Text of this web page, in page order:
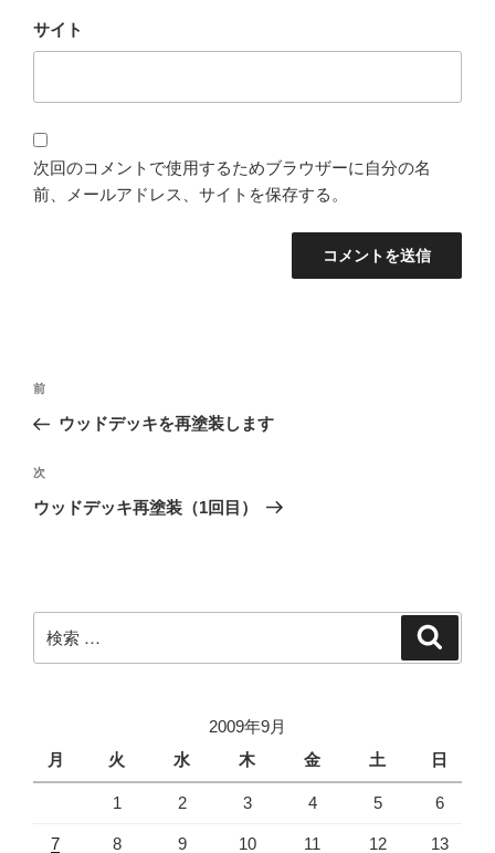
サイト
次回のコメントで使用するためブラウザーに自分の名
前、メールアドレス、サイトを保存する。
投
ナ
ビ
ゲ
ン
過
去
投
稿
前
ウッドデッキを再塗装します
次
の
次
ウッドデッキ再塗装（1回目）
索:
2009年9月
月
火 水 木 金 土 日
1 2 3 4 5 6
7 8 9 10 11 12 13